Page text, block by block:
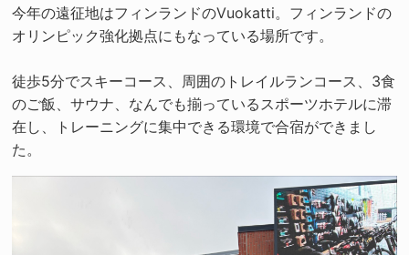
今年の遠征地はフィンランドのVuokatti。フィンランドの
オリンピック強化拠点にもなっている場所です。
徒歩5分でスキーコース、周囲のトレイルランコース、3食
のご飯、サウナ、なんでも揃っているスポーツホテルに滞
在し、トレーニングに集中できる環境で合宿ができまし
た。